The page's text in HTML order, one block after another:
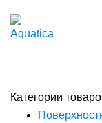
Категории